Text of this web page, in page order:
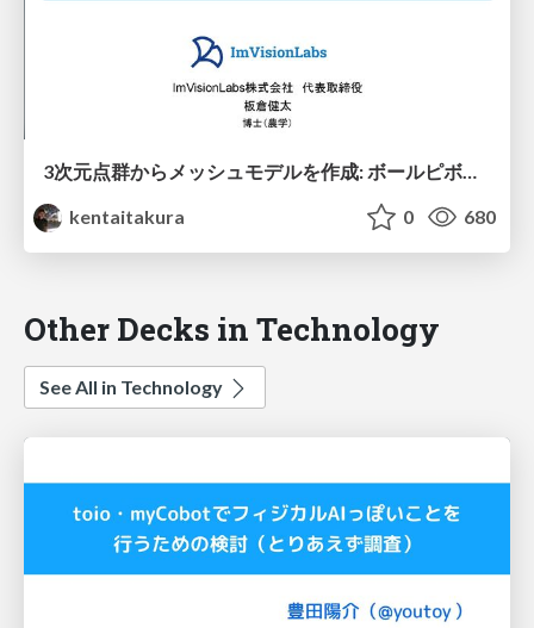
3次元点群からメッシュモデルを作成: ボールピボット法について
kentaitakura
0 680
Other Decks in Technology
See All in Technology